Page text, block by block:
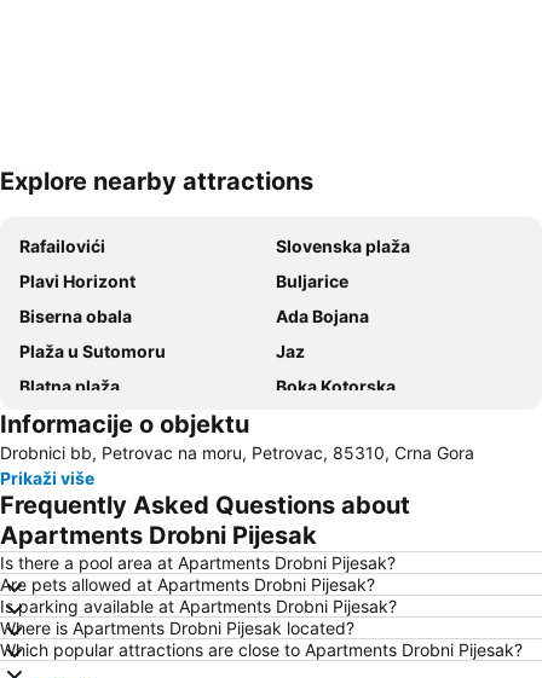
Explore nearby attractions
Rafailovići
Slovenska plaža
Plavi Horizont
Buljarice
Biserna obala
Ada Bojana
Plaža u Sutomoru
Jaz
Blatna plaža
Boka Kotorska
Kotor
Bečićka plaža
Šetalište Pet Danica
Seljanovo
Lučice
Kraljičina plaža
Stari grad Budva
Pržno
Utjeha
Porto Montenegro
Žanjice
Buljarica
Gradska plaža
Ostrvo cveća
Tivat
Informacije o objektu
Drobnici bb, Petrovac na moru, Petrovac, 85310, Crna Gora
Prikaži više
Frequently Asked Questions about
Apartments Drobni Pijesak
Is there a pool area at Apartments Drobni Pijesak?
Are pets allowed at Apartments Drobni Pijesak?
Is parking available at Apartments Drobni Pijesak?
Where is Apartments Drobni Pijesak located?
Which popular attractions are close to Apartments Drobni Pijesak?